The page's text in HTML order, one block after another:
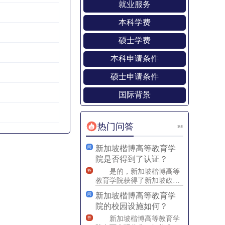
就业服务
本科学费
硕士学费
本科申请条件
硕士申请条件
国际背景
热门问答
问
新加坡楷博高等教育学
院是否得到了认证？
答
是的，新加坡楷博高等
教育学院获得了新加坡政府
颁发的&ldquo;双认证
&rdquo;，即新加坡素
问
新加坡楷博高等教育学
院的校园设施如何？
答
新加坡楷博高等教育学
更多